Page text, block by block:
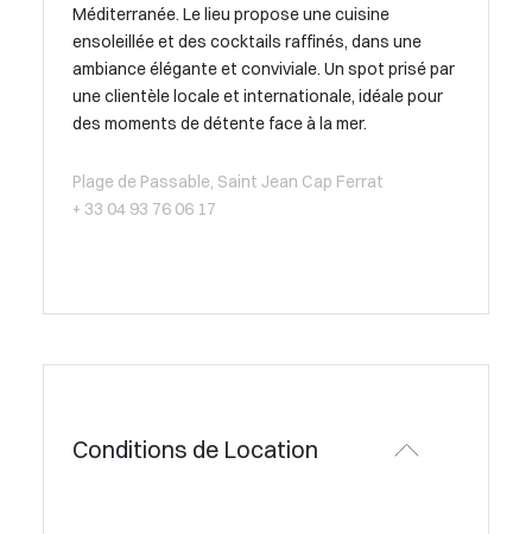
Méditerranée. Le lieu propose une cuisine
ensoleillée et des cocktails raffinés, dans une
ambiance élégante et conviviale. Un spot prisé par
une clientèle locale et internationale, idéale pour
des moments de détente face à la mer.
Plage de Passable, Saint Jean Cap Ferrat
+ 33 04 93 76 06 17
Conditions de Location